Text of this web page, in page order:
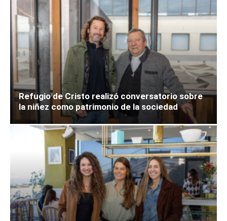
Refugio de Cristo realizó conversatorio sobre
la niñez como patrimonio de la sociedad